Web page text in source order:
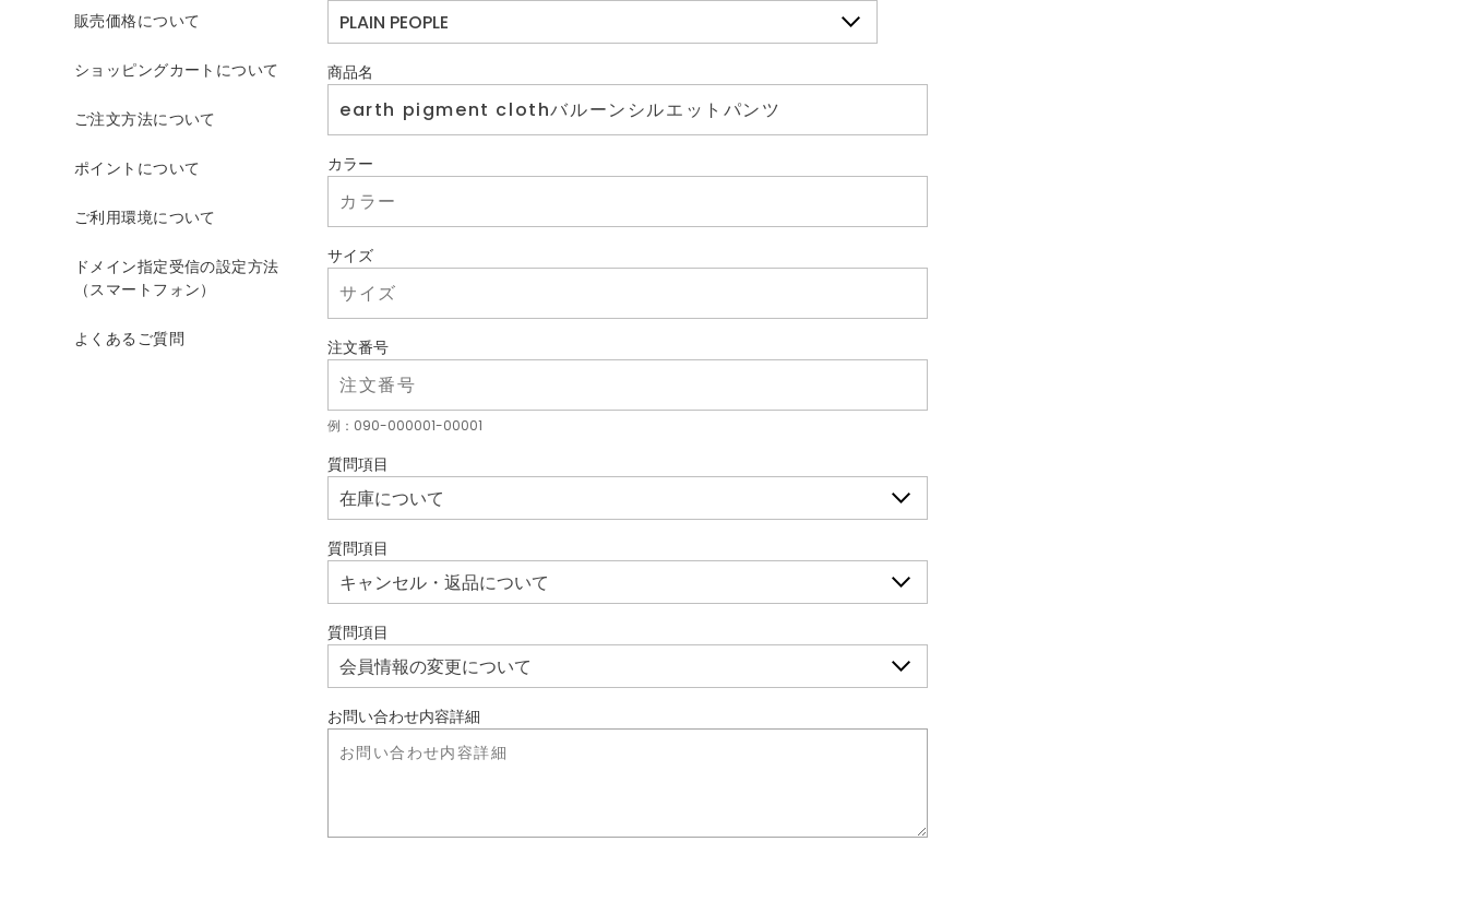
販売価格について
ショッピングカートについて
ご注文方法について
ポイントについて
ご利用環境について
ドメイン指定受信の設定方法
（スマートフォン）
よくあるご質問
商品名
カラー
サイズ
注文番号
例：090-000001-00001
質問項目
質問項目
質問項目
お問い合わせ内容詳細